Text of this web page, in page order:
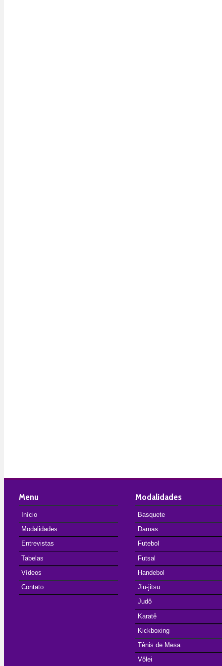
Menu
Início
Modalidades
Entrevistas
Tabelas
Vídeos
Contato
Modalidades
Basquete
Damas
Futebol
Futsal
Handebol
Jiu-jitsu
Judô
Karatê
Kickboxing
Tênis de Mesa
Vôlei